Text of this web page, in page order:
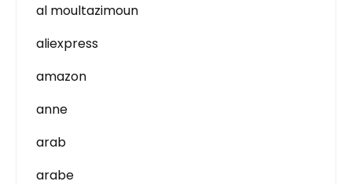
al moultazimoun
aliexpress
amazon
anne
arab
arabe